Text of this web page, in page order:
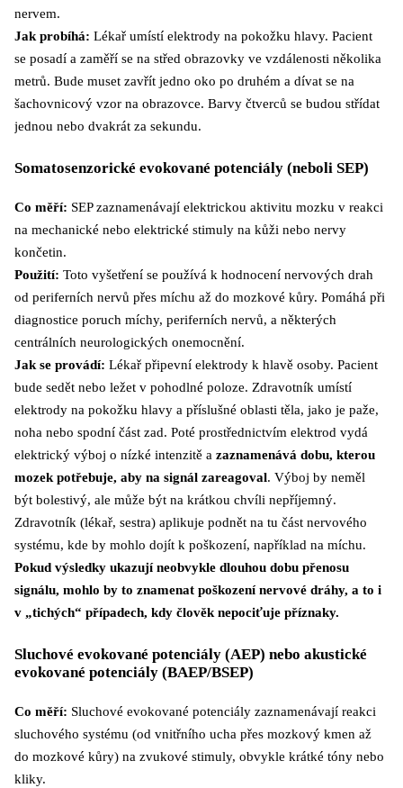
nervem.
Jak probíhá: Lékař umístí elektrody na pokožku hlavy. Pacient
se posadí a zaměří se na střed obrazovky ve vzdálenosti několika
metrů. Bude muset zavřít jedno oko po druhém a dívat se na
šachovnicový vzor na obrazovce. Barvy čtverců se budou střídat
jednou nebo dvakrát za sekundu.
Somatosenzorické evokované potenciály (neboli SEP)
Co měří: SEP zaznamenávají elektrickou aktivitu mozku v reakci
na mechanické nebo elektrické stimuly na kůži nebo nervy
končetin.
Použití: Toto vyšetření se používá k hodnocení nervových drah
od periferních nervů přes míchu až do mozkové kůry. Pomáhá při
diagnostice poruch míchy, periferních nervů, a některých
centrálních neurologických onemocnění.
Jak se provádí: Lékař připevní elektrody k hlavě osoby. Pacient
bude sedět nebo ležet v pohodlné poloze. Zdravotník umístí
elektrody na pokožku hlavy a příslušné oblasti těla, jako je paže,
noha nebo spodní část zad. Poté prostřednictvím elektrod vydá
elektrický výboj o nízké intenzitě a zaznamenává dobu, kterou
mozek potřebuje, aby na signál zareagoval. Výboj by neměl
být bolestivý, ale může být na krátkou chvíli nepříjemný.
Zdravotník (lékař, sestra) aplikuje podnět na tu část nervového
systému, kde by mohlo dojít k poškození, například na míchu.
Pokud výsledky ukazují neobvykle dlouhou dobu přenosu
signálu, mohlo by to znamenat poškození nervové dráhy, a to i
v „tichých“ případech, kdy člověk nepociťuje příznaky.
Sluchové evokované potenciály (AEP) nebo akustické
evokované potenciály (BAEP/BSEP)
Co měří: Sluchové evokované potenciály zaznamenávají reakci
sluchového systému (od vnitřního ucha přes mozkový kmen až
do mozkové kůry) na zvukové stimuly, obvykle krátké tóny nebo
kliky.